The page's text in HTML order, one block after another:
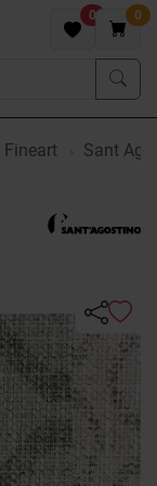
0 0
Fineart Sant